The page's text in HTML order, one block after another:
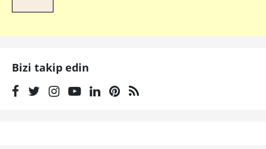
Bizi takip edin